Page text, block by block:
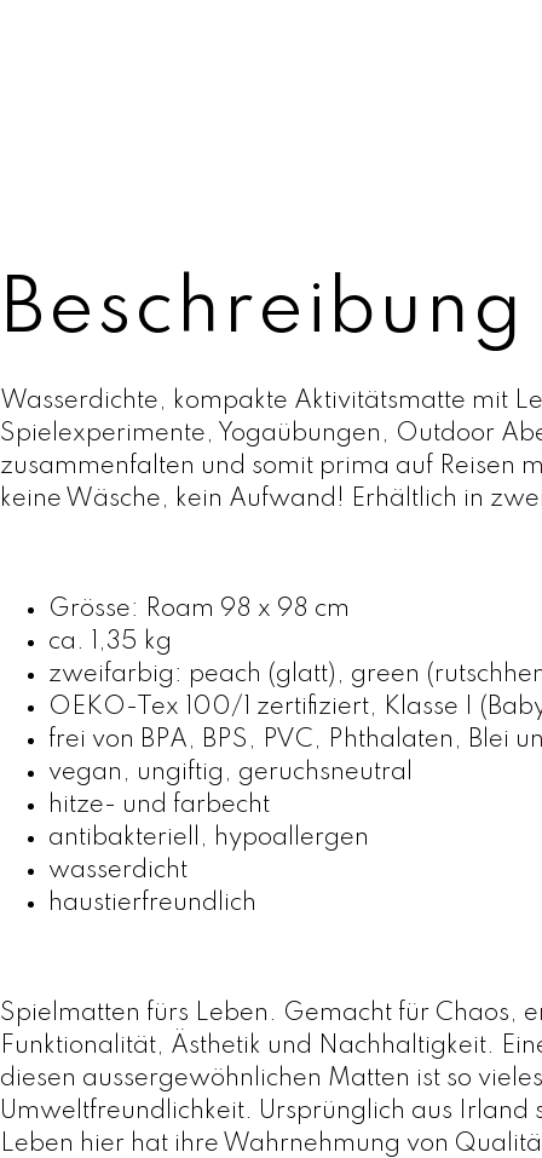
Beschreibung
Wasserdichte, kompakte Aktivitätsmatte mit
Spielexperimente, Yogaübungen, Outdoor
zusammenfalten und somit prima auf Reisen
keine Wäsche, kein Aufwand! Erhältlich in
Grösse: Roam 98 x 98 cm
ca. 1,35 kg
zweifarbig: peach (glatt), green
OEKO-Tex 100/1 zertifiziert, Klasse I
frei von BPA, BPS, PVC, Phthalaten, Blei
vegan, ungiftig, geruchsneutral
hitze- und farbecht
antibakteriell, hypoallergen
wasserdicht
haustierfreundlich
Spielmatten fürs Leben. Gemacht für Chaos,
Funktionalität, Ästhetik und Nachhaltigkeit.
diesen aussergewöhnlichen Matten ist so
Umweltfreundlichkeit. Ursprünglich aus
Leben hier hat ihre Wahrnehmung von